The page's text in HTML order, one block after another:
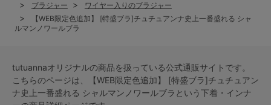
ブラジャー
ワイヤー入りのブラジャー
【WEB限定色追加】 [特盛ブラ]チュチュアンナ史上一番盛れる シャ
ルマンノワールブラ
tutuannaオリジナルの商品を扱っている公式通販サイトです。
こちらのページは、【WEB限定色追加】 [特盛ブラ]チュチュアン
ナ史上一番盛れる シャルマンノワールブラという下着・インナ